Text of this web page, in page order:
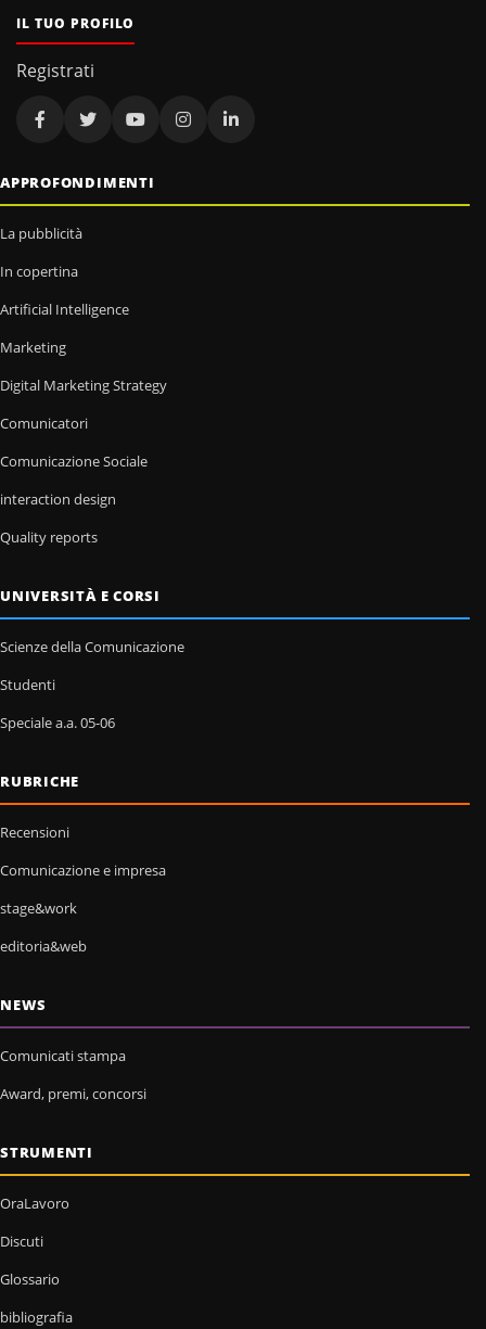
IL TUO PROFILO
Registrati
APPROFONDIMENTI
La pubblicità
In copertina
Artificial Intelligence
Marketing
Digital Marketing Strategy
Comunicatori
Comunicazione Sociale
interaction design
Quality reports
UNIVERSITÀ E CORSI
Scienze della Comunicazione
Studenti
Speciale a.a. 05-06
RUBRICHE
Recensioni
Comunicazione e impresa
stage&work
editoria&web
NEWS
Comunicati stampa
Award, premi, concorsi
STRUMENTI
OraLavoro
Discuti
Glossario
bibliografia